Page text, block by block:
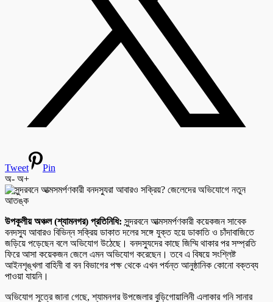
Tweet
Pin
অ- অ+
উপকূলীয় অঞ্চল (শ্যামনগর) প্রতিনিধি: সুন্দরবনে আত্মসমর্পণকারী কয়েকজন সাবেক
বনদস্যু আবারও বিভিন্ন সক্রিয় ডাকাত দলের সঙ্গে যুক্ত হয়ে ডাকাতি ও চাঁদাবাজিতে
জড়িয়ে পড়েছেন বলে অভিযোগ উঠেছে। বনদস্যুদের কাছে জিম্মি থাকার পর সম্প্রতি
ফিরে আসা কয়েকজন জেলে এমন অভিযোগ করেছেন। তবে এ বিষয়ে সংশ্লিষ্ট
আইনশৃঙ্খলা বাহিনী বা বন বিভাগের পক্ষ থেকে এখন পর্যন্ত আনুষ্ঠানিক কোনো বক্তব্য
পাওয়া যায়নি।
অভিযোগ সূত্রে জানা গেছে, শ্যামনগর উপজেলার বুড়িগোয়ালিনী এলাকার গনি সানার